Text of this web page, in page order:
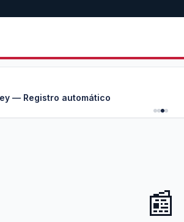
— Registro automático
📰